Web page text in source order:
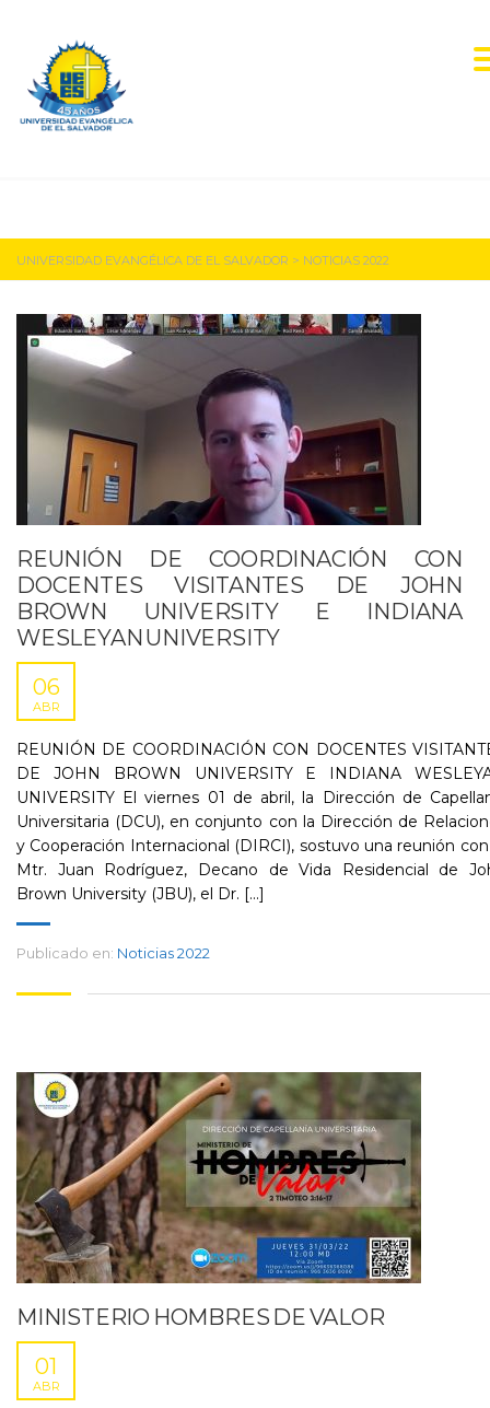
UNIVERSIDAD EVANGÉLICA DE EL SALVADOR > NOTICIAS 2022
REUNIÓN DE COORDINACIÓN CON
DOCENTES VISITANTES DE JOHN
BROWN UNIVERSITY E INDIANA
WESLEYAN UNIVERSITY
06
ABR
REUNIÓN DE COORDINACIÓN CON DOCENTES
DE JOHN BROWN UNIVERSITY E INDIANA
UNIVERSITY El viernes 01 de abril, la Dirección de
Universitaria (DCU), en conjunto con la Dirección de
y Cooperación Internacional (DIRCI), sostuvo una reunión
Mtr. Juan Rodríguez, Decano de Vida Residencial de
Brown University (JBU), el Dr. [...]
Publicado en: Noticias 2022
MINISTERIO HOMBRES DE VALOR
01
ABR